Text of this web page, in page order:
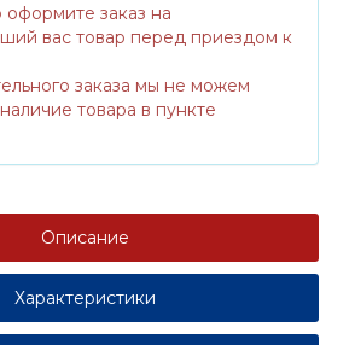
оформите заказ на
вас товар перед приездом к
заказа мы не можем
товара в пункте
Описание
Характеристики